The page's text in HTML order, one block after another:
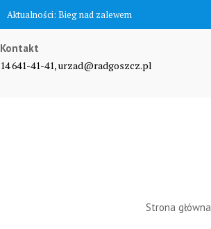
Aktualności: Zawyją syreny
Kontakt
14 641-41-41, urzad@radgoszcz.pl
Strona główna